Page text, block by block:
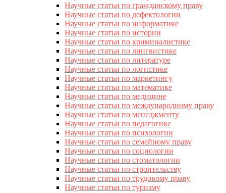
Научные статьи по гражданскому праву
Научные статьи по дефектологии
Научные статьи по информатике
Научные статьи по истории
Научные статьи по криминалистике
Научные статьи по лингвистике
Научные статьи по литературе
Научные статьи по логистике
Научные статьи по маркетингу
Научные статьи по математике
Научные статьи по медицине
Научные статьи по международному праву
Научные статьи по менеджменту
Научные статьи по педагогике
Научные статьи по психологии
Научные статьи по семейному праву
Научные статьи по социологии
Научные статьи по стоматологии
Научные статьи по строительству
Научные статьи по трудовому праву
Научные статьи по туризму